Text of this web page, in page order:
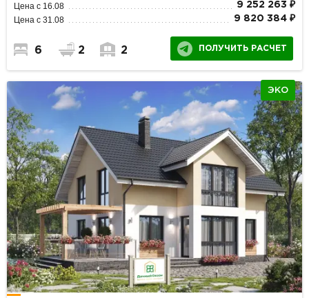
Цена с 16.08 9 252 263 ₽
Цена с 31.08 9 820 384 ₽
6 2 2 ПОЛУЧИТЬ РАСЧЕТ
ЭКО